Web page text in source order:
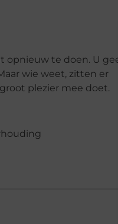
opnieuw te doen. U
wie weet, zitten er
plezier mee doet.